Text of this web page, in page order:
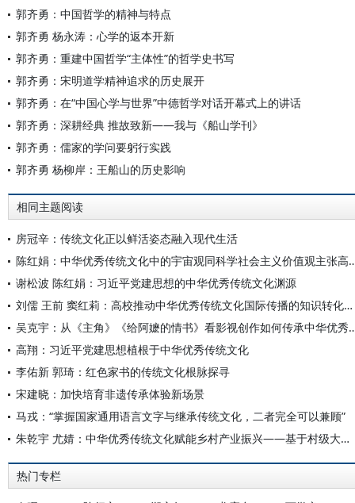
郭齐勇：中国哲学的精神与特点
郭齐勇 杨永涛：心学的返本开新
郭齐勇：重建中国哲学“主体性”的哲学史书写
郭齐勇：宋明道学精神追求的历史展开
郭齐勇：在“中国心学与世界”中德哲学对话开幕式上的讲话
郭齐勇：深耕经典 推故致新——我与《船山学刊》
郭齐勇：儒家的学问要躬行实践
郭齐勇 杨柳岸：王船山的历史影响
相同主题阅读
房冠辛：传统文化正以鲜活姿态融入现代生活
陈红娟：中华优秀传统文化中的
谢松波 陈红娟：习近平党建思想的中华优秀传统文化渊源
刘儒 王前 窦红莉：高校推动中华优秀传统文化国际传播的知识转化路径
吴克宇：从《主角》《给阿嬷
高翔：习近平党建思想植根于中华优秀传统文化
李佑新 郭琦：红色家书的传统文化根脉探寻
宋建晓：加快培育非遗传承体验新场景
马戎：“掌握国家通用语言文字与继承传统文化，二者完全可以兼顾”
朱乾宇 尤婧：中华优秀传统文化赋能乡村产业振兴——基于村级大数据的实证研究
热门专栏